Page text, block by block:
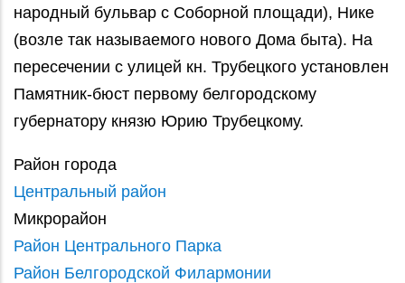
народный бульвар с Соборной площади), Нике
(возле так называемого нового Дома быта). На
пересечении с улицей кн. Трубецкого установлен
Памятник-бюст первому белгородскому
губернатору князю Юрию Трубецкому.
Район города
Центральный район
Микрорайон
Район Центрального Парка
Район Белгородской Филармонии